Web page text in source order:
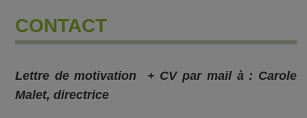
CONTACT
Lettre de motivation + CV par mail à : Carole
Malet, directrice